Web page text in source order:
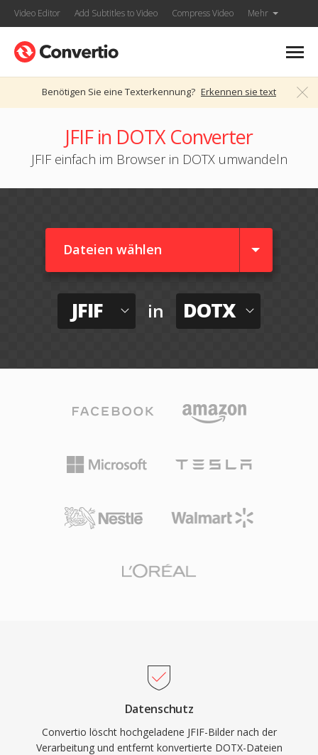
Video Editor Add Subtitles to Video Compress Video Mehr
Benötigen Sie eine Texterkennung? Erkennen sie text
JFIF in DOTX Converter
JFIF einfach im Browser in DOTX umwandeln
Dateien wählen
JFIF in DOTX
Datenschutz
Convertio löscht hochgeladene JFIF-Bilder nach der
Verarbeitung und entfernt konvertierte DOTX-Dateien